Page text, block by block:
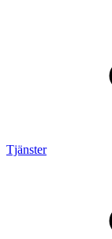
Tjänster